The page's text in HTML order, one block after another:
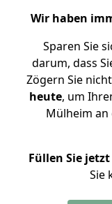
Wir haben
Sparen Sie
darum, dass
Zögern Sie
heute, um
Mülheim an
Füllen Sie
Sie